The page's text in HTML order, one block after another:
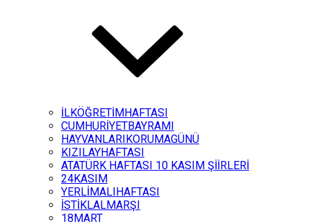
İLKÖĞRETİMHAFTASI
CUMHURİYETBAYRAMI
HAYVANLARIKORUMAGÜNÜ
KIZILAYHAFTASI
ATATÜRK HAFTASI 10 KASIM ŞİİRLERİ
24KASIM
YERLİMALIHAFTASI
İSTİKLALMARŞI
18MART